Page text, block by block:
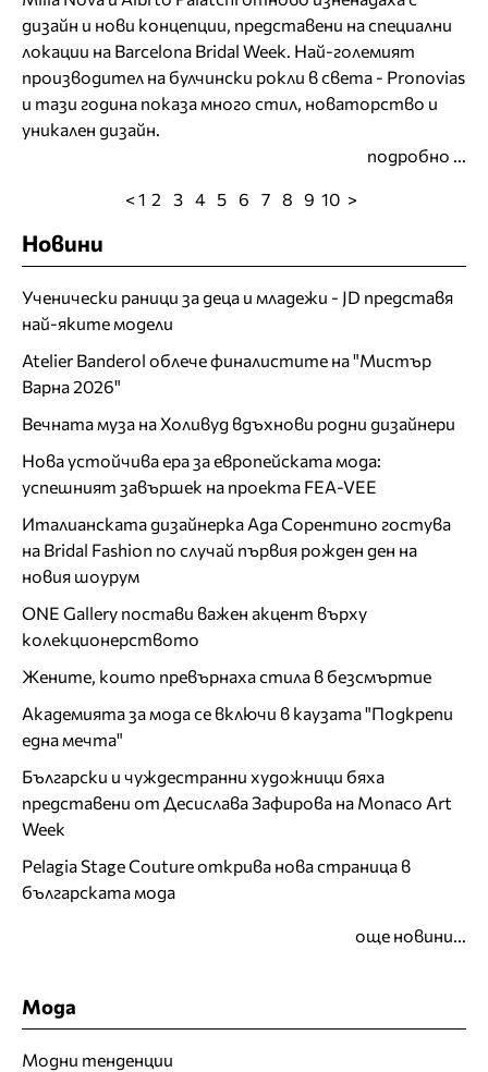
дизайн и нови концепции, представени на специални
локации на Barcelona Bridal Week. Най-големият
производител на булчински рокли в света - Pronovias
и тази година показа много стил, новаторство и
уникален дизайн.
подробно ...
< 1 2 3 4 5 6 7 8 9 10 >
Новини
Ученически раници за деца и младежи - JD представя
най-яките модели
Atelier Banderol облече финалистите на "Мистър
Варна 2026"
Вечната муза на Холивуд вдъхнови родни дизайнери
Нова устойчива ера за европейската мода:
успешният завършек на проекта FEA-VEE
Италианската дизайнерка Ада Сорентино гостува
на Bridal Fashion по случай първия рожден ден на
новия шоурум
ONE Gallery постави важен акцент върху
колекционерството
Жените, които превърнаха стила в безсмъртие
Академията за мода се включи в каузата "Подкрепи
една мечта"
Български и чуждестранни художници бяха
представени от Десислава Зафирова на Monaco Art
Week
Pelagia Stage Couture открива нова страница в
българската мода
още новини...
Мода
Модни тенденции